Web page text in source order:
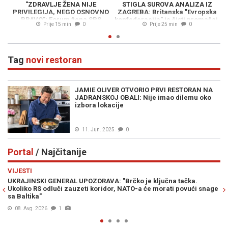
"ZDRAVLJE ŽENA NIJE
PRIVILEGIJA, NEGO OSNOVNO
PRAVO": Forum žena SPS
pokreće inicijativu za uvođenje
Prije 15 min 0
STIGLA SUROVA ANALIZA IZ
ZAGREBA: Britanska "Evropska
konfederacija" je čisti promašaj,
Puhovski objasnio zašto je to
bezopasna iluzija za Zapadni
Balkan!
Prije 25 min 0
Tag novi restoran
JAMIE OLIVER OTVORIO PRVI RESTORAN NA
JADRANSKOJ OBALI: Nije imao dilemu oko
izbora lokacije
11. Jun. 2025 0
Portal / Najčitanije
VIJESTI
UKRAJINSKI GENERAL UPOZORAVA: "Brčko je ključna tačka.
Ukoliko RS odluči zauzeti koridor, NATO-a će morati povući snage
sa Baltika"
08. Avg. 2026 1